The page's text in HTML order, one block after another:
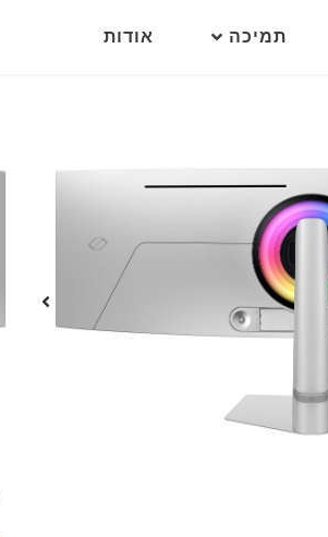
תמיכה אודות